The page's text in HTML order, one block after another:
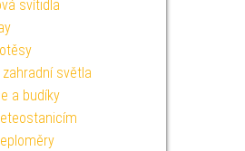
svítidla
světla
a budíky